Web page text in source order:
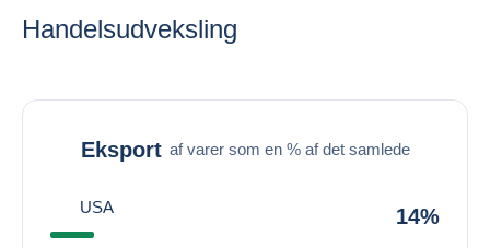
Handelsudveksling
Eksport af varer som en % af det samlede
USA 14%